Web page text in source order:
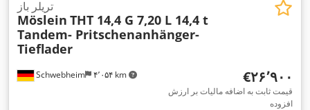
Schwebheim ۴٬۰۵۴ km
تریلر باز
Möslein THT 14,4 G 7,20 L 14,4 t
Tandem- Pritschenanhänger-
Tieflader
‎€۲۶٬۹۰۰
قیمت ثابت به اضافه مالیات بر ارزش
افزوده